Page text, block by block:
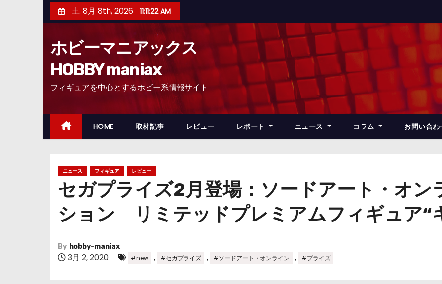
ン
ッ
土. 8月 8th, 2026 11:11:24 AM
ホビーマニアックス
HOBBY maniax
フィギュアを中心とするホビー系情報サイト
HOME 取材記事 レビュー レポート ニュース コラム お問い合わ
ニュース フィギュア レビュー
セガプライズ2月登場：ソードアート・オ
ション リミテッドプレミアムフィギュア“
By hobby-maniax
3月 2, 2020 #new , #セガプライズ , #ソードアート・オンライン , #プライズ